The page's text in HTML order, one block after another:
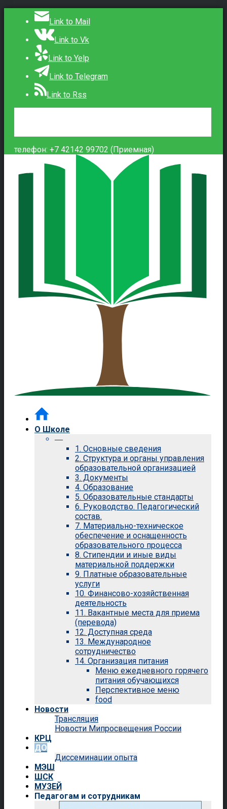
Link to Mail
Link to Vk
Link to Yelp
Link to Telegram
Link to Rss
телефон: +7 42142 99702 (Приемная)
О Школе
—
1. Основные сведения
2. Структура и органы управления
образовательной организацией
3. Документы
4. Образование
5. Образовательные стандарты
6. Руководство. Педагогический
состав.
7. Материально-техническое
обеспечение и оснащенность
образовательного процесса
8. Стипендии и иные виды
материальной поддержки
9. Платные образовательные
услуги
10. Финансово-хозяйственная
деятельность
11. Вакантные места для приема
(перевода)
12. Доступная среда
13. Международное
сотрудничество
14. Организация питания
Меню ежедневного горячего
питания обучающихся
Перспективное меню
food
Новости
Трансляция
Новости Мипросвещения России
КРЦ
ДО
Диссеминации опыта
МЭШ
ШСК
МУЗЕЙ
Педагогам и сотрудникам